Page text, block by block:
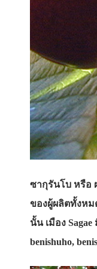
ซากุรันโบ หรือ
ของผู้ผลิตทั้งหม
นั้น เมือง
benishuho,